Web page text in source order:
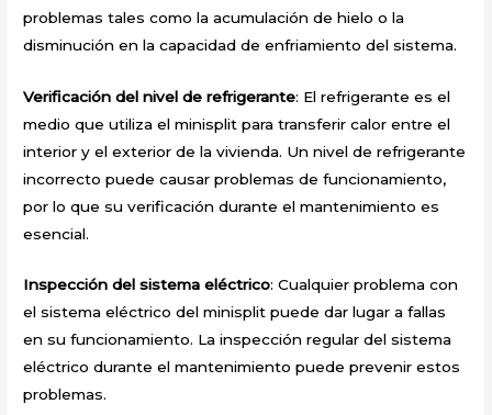
problemas tales como la acumulación de hielo o la
disminución en la capacidad de enfriamiento del sistema.
Verificación del nivel de refrigerante: El refrigerante es el
medio que utiliza el minisplit para transferir calor entre el
interior y el exterior de la vivienda. Un nivel de refrigerante
incorrecto puede causar problemas de funcionamiento,
por lo que su verificación durante el mantenimiento es
esencial.
Inspección del sistema eléctrico: Cualquier problema con
el sistema eléctrico del minisplit puede dar lugar a fallas
en su funcionamiento. La inspección regular del sistema
eléctrico durante el mantenimiento puede prevenir estos
problemas.